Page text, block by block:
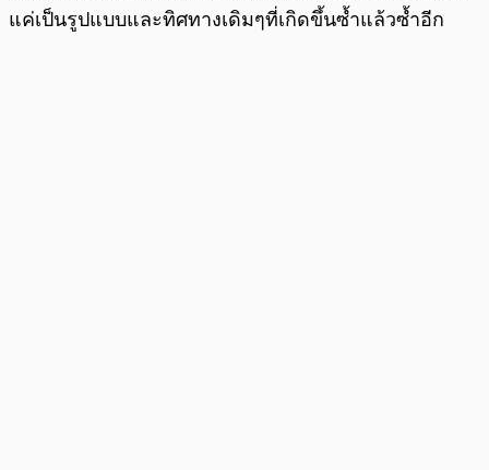
แค่เป็นรูปแบบและทิศทางเดิมๆที่เกิดขึ้นซ้ำแล้วซ้ำอีก